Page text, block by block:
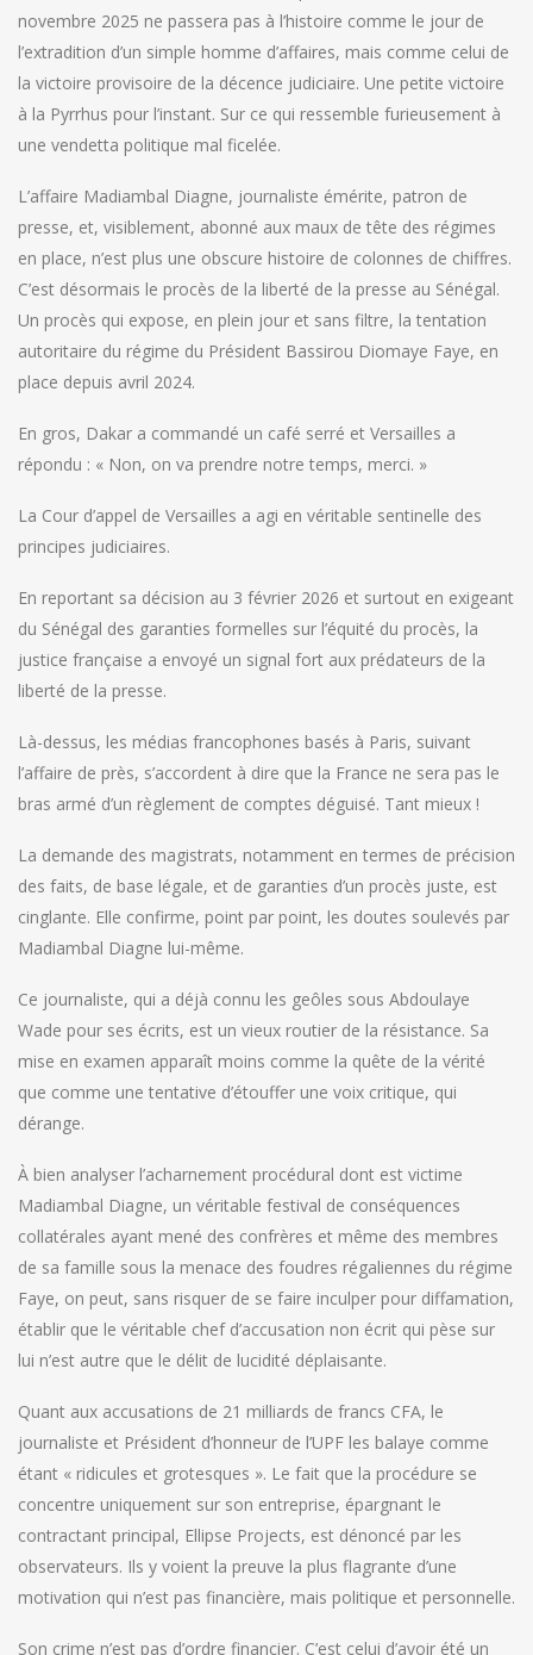
novembre 2025 ne passera pas à l’histoire comme le jour de
l’extradition d’un simple homme d’affaires, mais comme celui de
la victoire provisoire de la décence judiciaire. Une petite victoire
à la Pyrrhus pour l’instant. Sur ce qui ressemble furieusement à
une vendetta politique mal ficelée.
L’affaire Madiambal Diagne, journaliste émérite, patron de
presse, et, visiblement, abonné aux maux de tête des régimes
en place, n’est plus une obscure histoire de colonnes de chiffres.
C’est désormais le procès de la liberté de la presse au Sénégal.
Un procès qui expose, en plein jour et sans filtre, la tentation
autoritaire du régime du Président Bassirou Diomaye Faye, en
place depuis avril 2024.
En gros, Dakar a commandé un café serré et Versailles a
répondu : « Non, on va prendre notre temps, merci. »
La Cour d’appel de Versailles a agi en véritable sentinelle des
principes judiciaires.
En reportant sa décision au 3 février 2026 et surtout en exigeant
du Sénégal des garanties formelles sur l’équité du procès, la
justice française a envoyé un signal fort aux prédateurs de la
liberté de la presse.
Là-dessus, les médias francophones basés à Paris, suivant
l’affaire de près, s’accordent à dire que la France ne sera pas le
bras armé d’un règlement de comptes déguisé. Tant mieux !
La demande des magistrats, notamment en termes de précision
des faits, de base légale, et de garanties d’un procès juste, est
cinglante. Elle confirme, point par point, les doutes soulevés par
Madiambal Diagne lui-même.
Ce journaliste, qui a déjà connu les geôles sous Abdoulaye
Wade pour ses écrits, est un vieux routier de la résistance. Sa
mise en examen apparaît moins comme la quête de la vérité
que comme une tentative d’étouffer une voix critique, qui
dérange.
À bien analyser l’acharnement procédural dont est victime
Madiambal Diagne, un véritable festival de conséquences
collatérales ayant mené des confrères et même des membres
de sa famille sous la menace des foudres régaliennes du régime
Faye, on peut, sans risquer de se faire inculper pour diffamation,
établir que le véritable chef d’accusation non écrit qui pèse sur
lui n’est autre que le délit de lucidité déplaisante.
Quant aux accusations de 21 milliards de francs CFA, le
journaliste et Président d’honneur de l’UPF les balaye comme
étant « ridicules et grotesques ». Le fait que la procédure se
concentre uniquement sur son entreprise, épargnant le
contractant principal, Ellipse Projects, est dénoncé par les
observateurs. Ils y voient la preuve la plus flagrante d’une
motivation qui n’est pas financière, mais politique et personnelle.
Son crime n’est pas d’ordre financier. C’est celui d’avoir été un